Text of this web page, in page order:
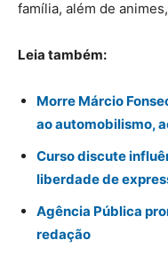
família, além de
Leia também:
Morre Márcio
ao automobilismo,
Curso discute
liberdade de
Agência Pública
redação